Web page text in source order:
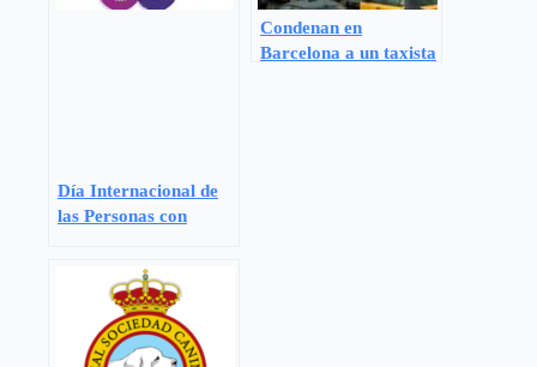
Día Internacional de
las Personas con
Condenan en
Barcelona a un taxista